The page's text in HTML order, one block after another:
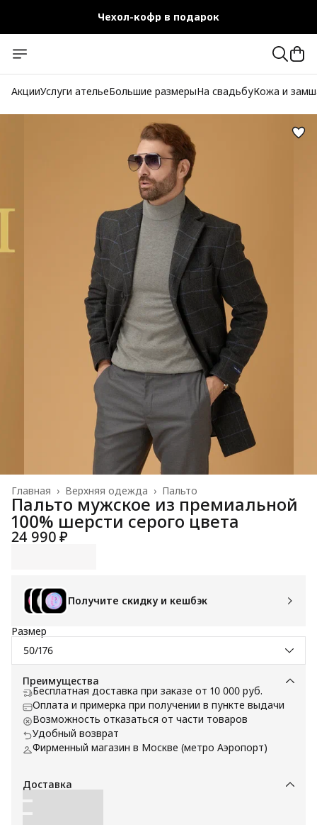
Чехол-кофр в подарок
Бесплатная доставка при заказе от 10 000 руб.
АкцииУслуги ательеБольшие размерыНа свадьбуКожа и
Пальто
Верхняя одежда ›
Главная ›
Пальто мужское из премиальной
100% шерсти серого цвета
24 990 ₽
Получите скидку и кешбэк
Размер
50/176
Преимущества
Бесплатная доставка при заказе от 10 000 руб.
Оплата и примерка при получении в пункте выдачи
Возможность отказаться от части товаров
Удобный возврат
Фирменный магазин в Москве (метро Аэропорт)
Доставка